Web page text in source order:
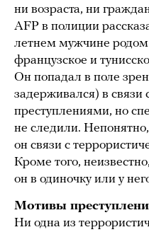
ни возраста, ни
AFP в полиции
летнем мужчине родом
французское и
Он попадал в поле
задерживался) в
преступлениями, но
не следили.
он связи с
Кроме того,
он в одиночку или у
Мотивы
Ни одна из